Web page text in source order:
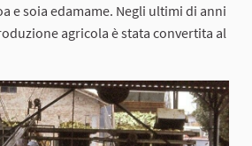
e soia edamame. Negli ultimi di anni
agricola è stata convertita al